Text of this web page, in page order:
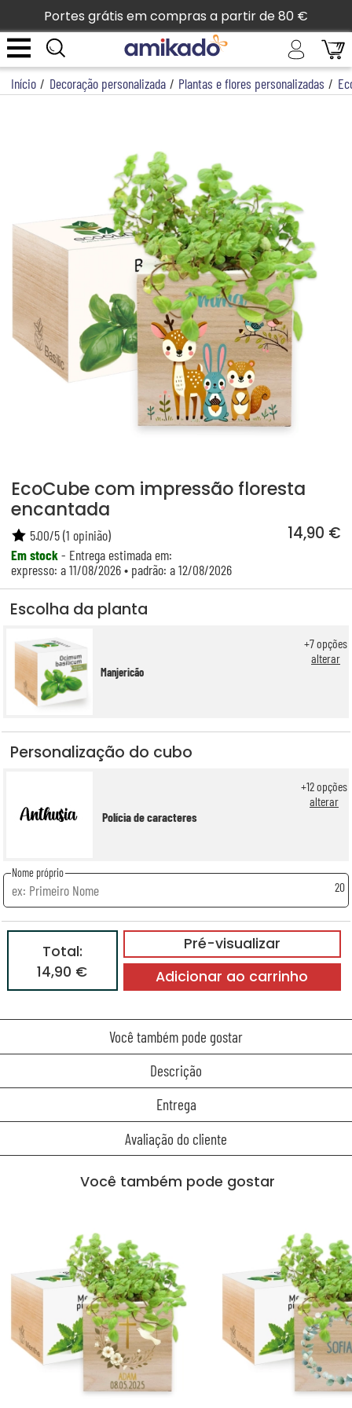
Portes grátis em compras a partir de 80 €
Início / Decoração personalizada / Plantas e flores personalizadas /
EcoCube com impressão floresta
encantada
14,90 €
Em stock- Entrega estimada em:
expresso: a 11/08/2026 • padrão: a 12/08/2026
5.00/5(1 opinião)
Escolha da planta
Manjericão
+7opções
alterar
Personalização do cubo
Polícia de caracteres
+12opções
alterar
Nome próprio
20
Pré-visualizar
Total:
14,90 €
Adicionar ao carrinho
Você também pode gostar
Descrição
Entrega
Avaliação do cliente
Você também pode gostar